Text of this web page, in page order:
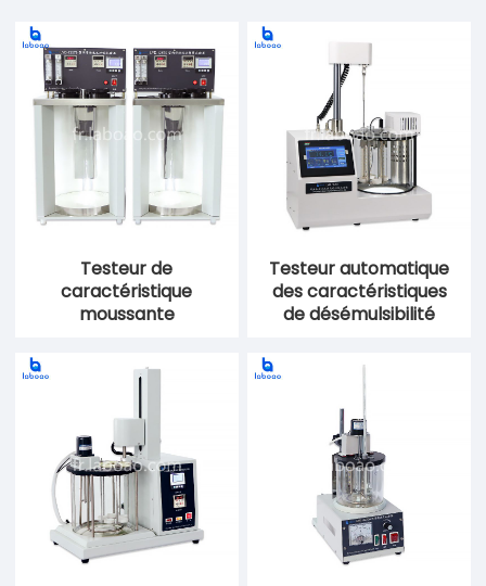
Testeur de
caractéristique
moussante
Testeur automatique
des caractéristiques
de désémulsibilité